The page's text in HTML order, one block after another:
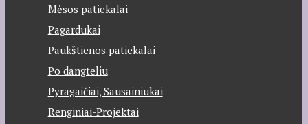
Mėsos patiekalai
Pagardukai
Paukštienos patiekalai
Po dangteliu
Pyragaičiai, Sausainiukai
Renginiai-Projektai